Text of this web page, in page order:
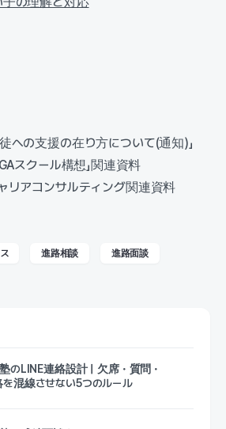
への支援の在り方について(通知)」
スクール構想」関連資料
リアコンサルティング関連資料
進路相談 進路面談
のLINE連絡設計｜欠席・質問・
混線させない5つのルール